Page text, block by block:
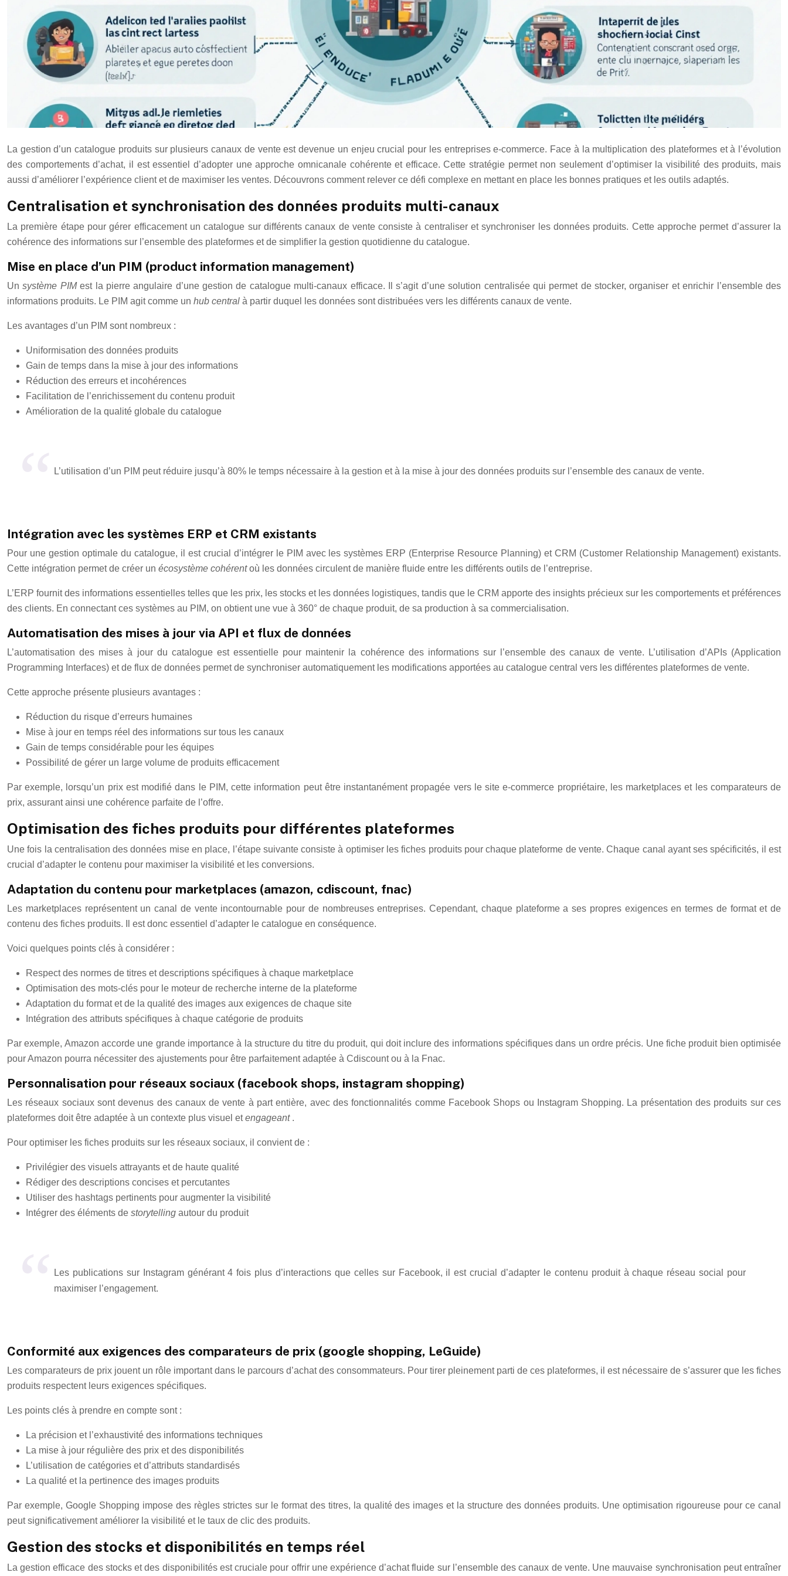
La gestion d’un catalogue produits sur plusieurs canaux de vente est devenue un enjeu crucial pour les entreprises e-commerce. Face à la multiplication des plateformes et à l’évolution
des comportements d’achat, il est essentiel d’adopter une approche omnicanale cohérente et efficace. Cette stratégie permet non seulement d’optimiser la visibilité des produits, mais
aussi d’améliorer l’expérience client et de maximiser les ventes. Découvrons comment relever ce défi complexe en mettant en place les bonnes pratiques et les outils adaptés.
Centralisation et synchronisation des données produits multi-canaux
La première étape pour gérer efficacement un catalogue sur différents canaux de vente consiste à centraliser et synchroniser les données produits. Cette approche permet d’assurer la
cohérence des informations sur l’ensemble des plateformes et de simplifier la gestion quotidienne du catalogue.
Mise en place d’un PIM (product information management)
Unsystème PIMest la pierre angulaire d’une gestion de catalogue multi-canaux efficace. Il s’agit d’une solution centralisée qui permet de stocker, organiser et enrichir l’ensemble des
informations produits. Le PIM agit comme un hub central à partir duquel les données sont distribuées vers les différents canaux de vente.
Les avantages d’un PIM sont nombreux :
Uniformisation des données produits
Gain de temps dans la mise à jour des informations
Réduction des erreurs et incohérences
Facilitation de l’enrichissement du contenu produit
Amélioration de la qualité globale du catalogue
L’utilisation d’un PIM peut réduire jusqu’à 80% le temps nécessaire à la gestion et à la mise à jour des données produits sur l’ensemble des canaux de vente.
Intégration avec les systèmes ERP et CRM existants
Pour une gestion optimale du catalogue, il est crucial d’intégrer le PIM avec les systèmes ERP (Enterprise Resource Planning) et CRM (Customer Relationship Management) existants.
Cette intégration permet de créer un écosystème cohérentoù les données circulent de manière fluide entre les différents outils de l’entreprise.
L’ERP fournit des informations essentielles telles que les prix, les stocks et les données logistiques, tandis que le CRM apporte des insights précieux sur les comportements et préférences
des clients. En connectant ces systèmes au PIM, on obtient une vue à 360° de chaque produit, de sa production à sa commercialisation.
Automatisation des mises à jour via API et flux de données
L’automatisation des mises à jour du catalogue est essentielle pour maintenir la cohérence des informations sur l’ensemble des canaux de vente. L’utilisation d’APIs (Application
Programming Interfaces) et de flux de données permet de synchroniser automatiquement les modifications apportées au catalogue central vers les différentes plateformes de vente.
Cette approche présente plusieurs avantages :
Réduction du risque d’erreurs humaines
Mise à jour en temps réel des informations sur tous les canaux
Gain de temps considérable pour les équipes
Possibilité de gérer un large volume de produits efficacement
Par exemple, lorsqu’un prix est modifié dans le PIM, cette information peut être instantanément propagée vers le site e-commerce propriétaire, les marketplaces et les comparateurs de
prix, assurant ainsi une cohérence parfaite de l’offre.
Optimisation des fiches produits pour différentes plateformes
Une fois la centralisation des données mise en place, l’étape suivante consiste à optimiser les fiches produits pour chaque plateforme de vente. Chaque canal ayant ses spécificités, il est
crucial d’adapter le contenu pour maximiser la visibilité et les conversions.
Adaptation du contenu pour marketplaces (amazon, cdiscount, fnac)
Les marketplaces représentent un canal de vente incontournable pour de nombreuses entreprises. Cependant, chaque plateforme a ses propres exigences en termes de format et de
contenu des fiches produits. Il est donc essentiel d’adapter le catalogue en conséquence.
Voici quelques points clés à considérer :
Respect des normes de titres et descriptions spécifiques à chaque marketplace
Optimisation des mots-clés pour le moteur de recherche interne de la plateforme
Adaptation du format et de la qualité des images aux exigences de chaque site
Intégration des attributs spécifiques à chaque catégorie de produits
Par exemple, Amazon accorde une grande importance à la structure du titre du produit, qui doit inclure des informations spécifiques dans un ordre précis. Une fiche produit bien optimisée
pour Amazon pourra nécessiter des ajustements pour être parfaitement adaptée à Cdiscount ou à la Fnac.
Personnalisation pour réseaux sociaux (facebook shops, instagram shopping)
Les réseaux sociaux sont devenus des canaux de vente à part entière, avec des fonctionnalités comme Facebook Shops ou Instagram Shopping. La présentation des produits sur ces
plateformes doit être adaptée à un contexte plus visuel etengageant .
Pour optimiser les fiches produits sur les réseaux sociaux, il convient de :
Privilégier des visuels attrayants et de haute qualité
Rédiger des descriptions concises et percutantes
Utiliser des hashtags pertinents pour augmenter la visibilité
Intégrer des éléments de storytelling autour du produit
Les publications sur Instagram générant 4 fois plus d’interactions que celles sur Facebook, il est crucial d’adapter le contenu produit à chaque réseau social pour
maximiser l’engagement.
Conformité aux exigences des comparateurs de prix (google shopping, LeGuide)
Les comparateurs de prix jouent un rôle important dans le parcours d’achat des consommateurs. Pour tirer pleinement parti de ces plateformes, il est nécessaire de s’assurer que les fiches
produits respectent leurs exigences spécifiques.
Les points clés à prendre en compte sont :
La précision et l’exhaustivité des informations techniques
La mise à jour régulière des prix et des disponibilités
L’utilisation de catégories et d’attributs standardisés
La qualité et la pertinence des images produits
Par exemple, Google Shopping impose des règles strictes sur le format des titres, la qualité des images et la structure des données produits. Une optimisation rigoureuse pour ce canal
peut significativement améliorer la visibilité et le taux de clic des produits.
Gestion des stocks et disponibilités en temps réel
La gestion efficace des stocks et des disponibilités est cruciale pour offrir une expérience d’achat fluide sur l’ensemble des canaux de vente. Une mauvaise synchronisation peut entraîner